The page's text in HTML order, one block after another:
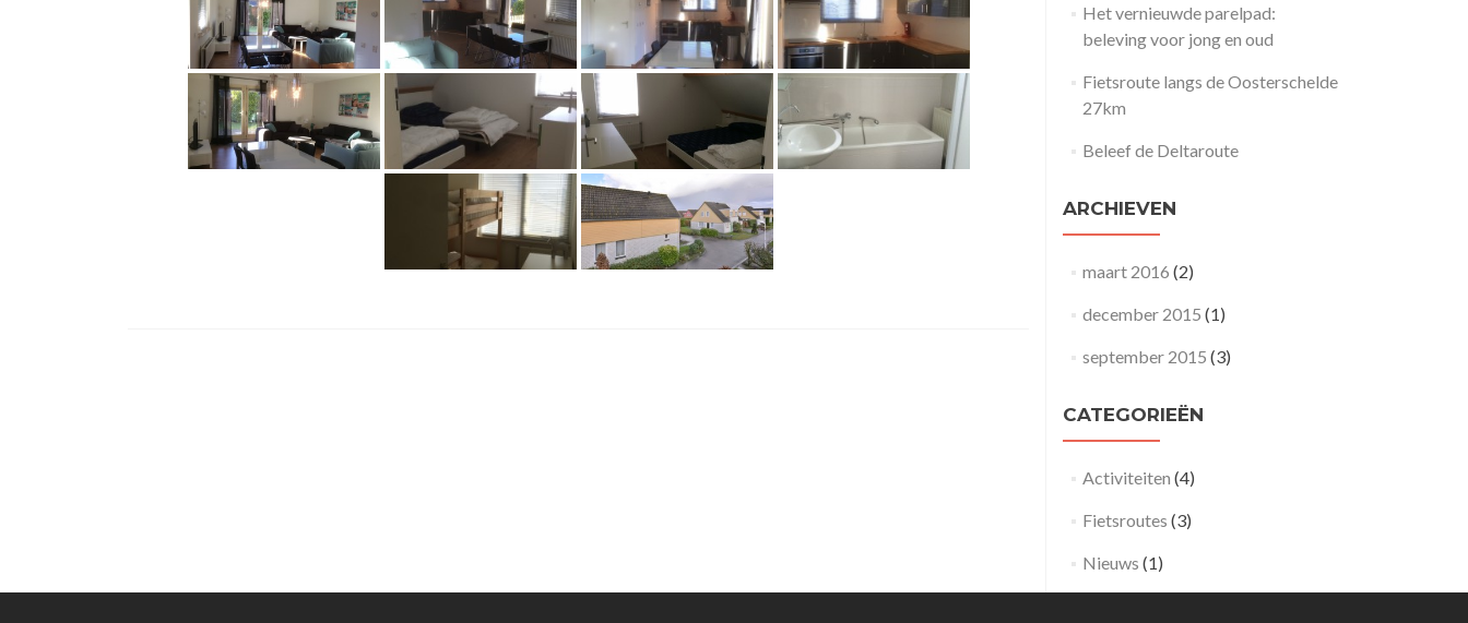
Het vernieuwde parelpad:
beleving voor jong en oud
Fietsroute langs de Oosterschelde
27km
Beleef de Deltaroute
ARCHIEVEN
maart 2016 (2)
december 2015 (1)
september 2015 (3)
CATEGORIEËN
Activiteiten (4)
Fietsroutes (3)
Nieuws (1)